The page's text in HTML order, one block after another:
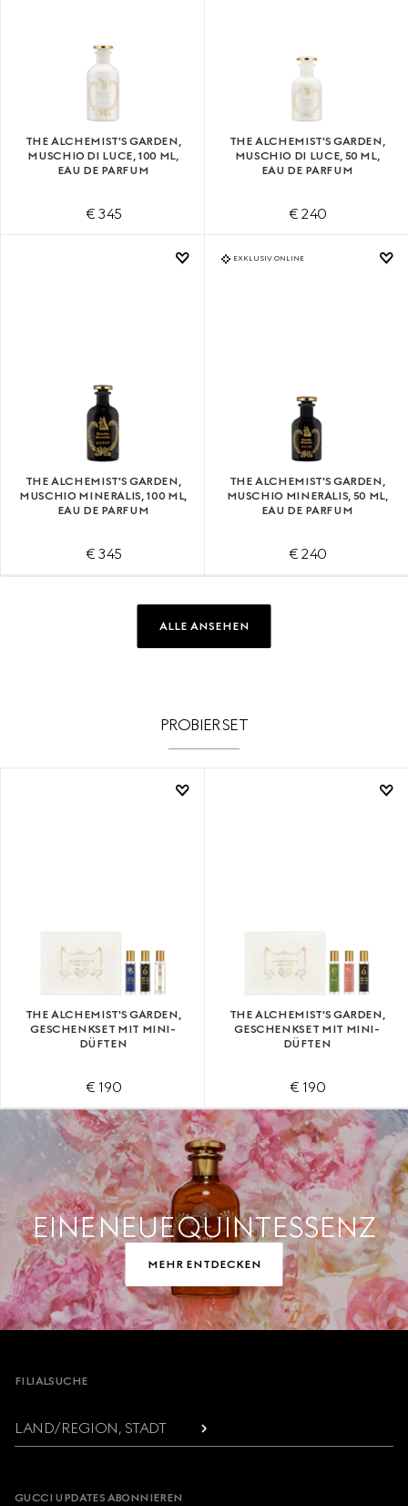
THE ALCHEMIST'S GARDEN,
MUSCHIO DI LUCE, 100 ML,
EAU DE PARFUM
€ 345
THE ALCHEMIST'S GARDEN,
MUSCHIO DI LUCE, 50 ML,
EAU DE PARFUM
€ 240
THE ALCHEMIST'S GARDEN,
MUSCHIO MINERALIS, 100 ML,
EAU DE PARFUM
€ 345
EXKLUSIV ONLINE
THE ALCHEMIST'S GARDEN,
MUSCHIO MINERALIS, 50 ML,
EAU DE PARFUM
€ 240
ALLE ANSEHEN
PROBIERSET
THE ALCHEMIST'S GARDEN,
GESCHENKSET MIT MINI-
DÜFTEN
€ 190
THE ALCHEMIST'S GARDEN,
GESCHENKSET MIT MINI-
DÜFTEN
€ 190
EINE NEUE QUINTESSENZ
MEHR ENTDECKEN
FILIALSUCHE
LAND/REGION, STADT
GUCCI UPDATES ABONNIEREN